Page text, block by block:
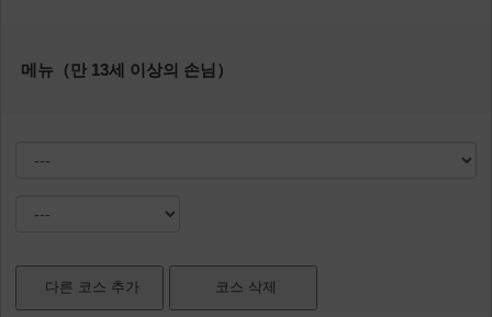
메뉴（만 13세 이상의 손님）